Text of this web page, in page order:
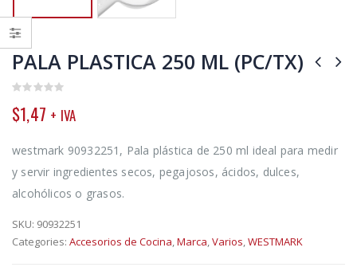
PALA PLASTICA 250 ML (PC/TX)
out
of
$1,47 + IVA
westmark 90932251, Pala plástica de 250 ml ideal para medir
y servir ingredientes secos, pegajosos, ácidos, dulces,
alcohólicos o grasos.
SKU: 90932251
Categories: Accesorios de Cocina,Marca,Varios,WESTMARK